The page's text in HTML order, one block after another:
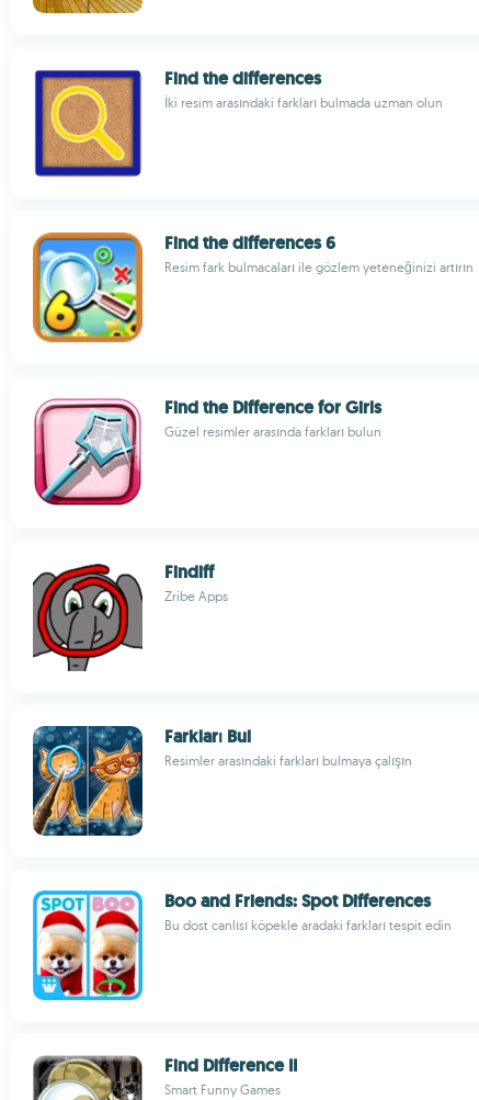
Find the differences
İki resim arasındaki farkları bulmada uzman olun
Find the differences 6
Resim fark bulmacaları ile gözlem yeteneğinizi artırın
Find the Difference for Girls
Güzel resimler arasında farkları bulun
Findiff
Zribe Apps
Farkları Bul
Resimler arasındaki farkları bulmaya çalışın
Boo and Friends: Spot Differences
Bu dost canlısı köpekle aradaki farkları tespit edin
Find Difference II
Smart Funny Games